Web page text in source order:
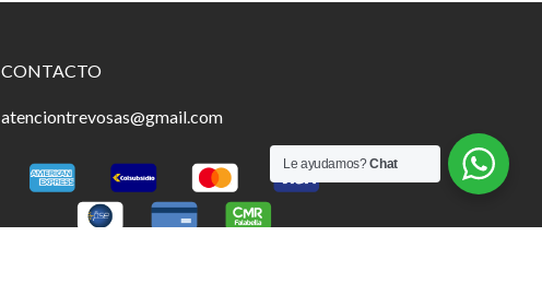
CONTACTO
atenciontrevosas@gmail.com
Le ayudamos?Chat